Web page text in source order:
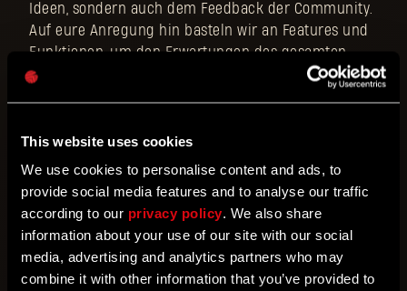
This website uses cookies
We use cookies to personalise content and ads, to
provide social media features and to analyse our traffic
according to our privacy policy. We also share
information about your use of our site with our social
media, advertising and analytics partners who may
combine it with other information that you’ve provided to
Ideen, sondern auch dem Feedback der Community.
Auf eure Anregung hin basteln wir an Features und
Funktionen, um den Erwartungen des gesamten
Spielerspektrums gerecht zu werden.
Gameplays wirkt sich maßgeblich darauf aus, wie
das Spiel aufgenommen wird. Darunter fällt das
überholte, realistischere und bodenständigere
Parkour-System, aber auch das Verhalten von
Feinden. Wem also zum Release Zombies, die von
Dächern fallen, gefehlt haben – hier sind sie!